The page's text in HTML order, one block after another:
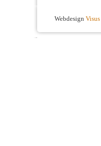
Webdesign Visus